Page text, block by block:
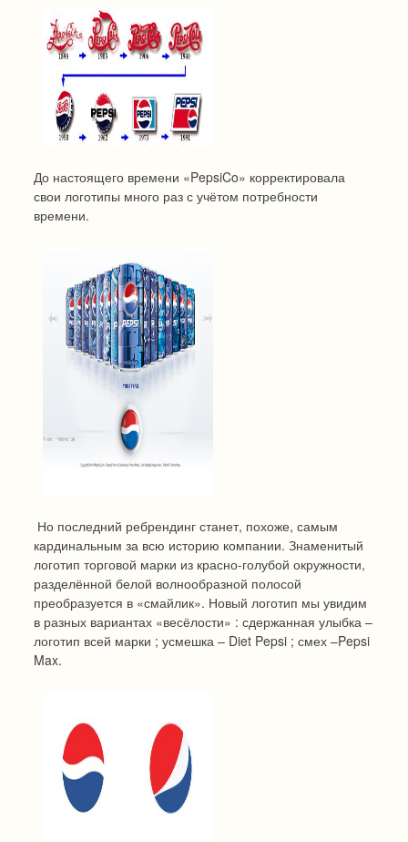
До настоящего времени «PepsiCo» корректировала
свои логотипы много раз с учётом потребности
времени.
Но последний ребрендинг станет, похоже, самым
кардинальным за всю историю компании. Знаменитый
логотип торговой марки из красно-голубой окружности,
разделённой белой волнообразной полосой
преобразуется в «смайлик». Новый логотип мы увидим
в разных вариантах «весёлости» : сдержанная улыбка –
логотип всей марки ; усмешка – Diet Pepsi ; смех –Pepsi
Max.